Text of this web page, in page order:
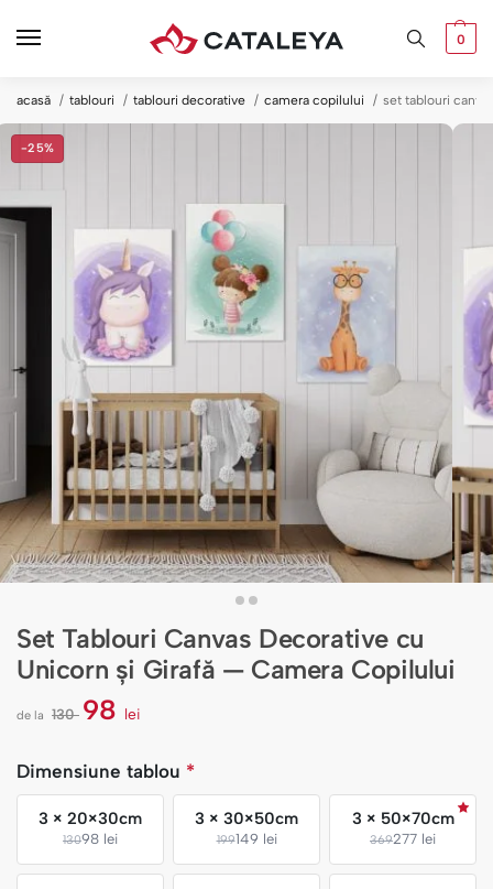
0
acasă tablouri tablouri decorative camera copilului set tablouri
-25%
Set Tablouri Canvas Decorative cu
Unicorn și Girafă — Camera Copilului
de la 130 98 lei
Dimensiune tablou *
3 × 20×30cm
13098 lei
3 × 30×50cm
199149 lei
3 × 50×70cm
369277 lei